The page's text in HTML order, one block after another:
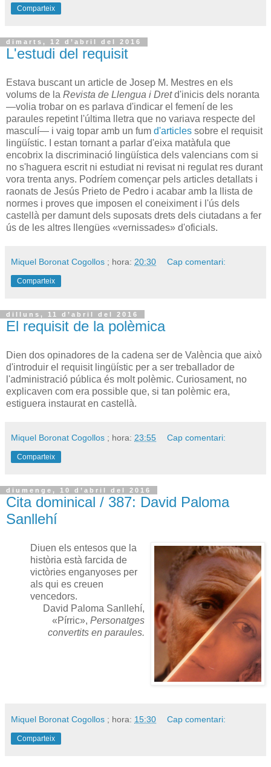
Comparteix
dimarts, 12 d’abril del 2016
L'estudi del requisit
Estava buscant un article de Josep M. Mestres en els
volums de la Revista de Llengua i Dretd'inicis dels noranta
—volia trobar on es parlava d'indicar el femení de les
paraules repetint l'última lletra que no variava respecte del
masculí— i vaig topar amb un fum d'articles sobre el requisit
lingüístic. I estan tornant a parlar d'eixa matàfula que
encobrix la discriminació lingüística dels valencians com si
no s'haguera escrit ni estudiat ni revisat ni regulat res durant
vora trenta anys. Podríem començar pels articles detallats i
raonats de Jesús Prieto de Pedro i acabar amb la llista de
normes i proves que imposen el coneiximent i l'ús dels
castellà per damunt dels suposats drets dels ciutadans a fer
ús de les altres llengües «vernissades» d'oficials.
Miquel Boronat Cogollos ; hora: 20:30 Cap comentari:
Comparteix
dilluns, 11 d’abril del 2016
El requisit de la polèmica
Dien dos opinadores de la cadena ser de València que això
d'introduir el requisit lingüístic per a ser treballador de
l'administració pública és molt polèmic. Curiosament, no
explicaven com era possible que, si tan polèmic era,
estiguera instaurat en castellà.
Miquel Boronat Cogollos ; hora: 23:55 Cap comentari:
Comparteix
diumenge, 10 d’abril del 2016
Cita dominical / 387: David Paloma
Sanllehí
Diuen els entesos que la
història està farcida de
victòries enganyoses per
als qui es creuen
vencedors.
David Paloma Sanllehí,
«Pírric», Personatges
convertits en paraules.
Miquel Boronat Cogollos ; hora: 15:30 Cap comentari:
Comparteix